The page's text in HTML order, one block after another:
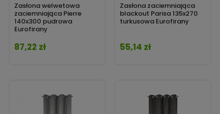
Zasłona welwetowa
zaciemniająca Pierre
140x300 pudrowa
Eurofirany
Cena
87,22 zł
Zasłona zaciemniająca
blackout Parisa 135x270
turkusowa Eurofirany
Cena
55,14 zł